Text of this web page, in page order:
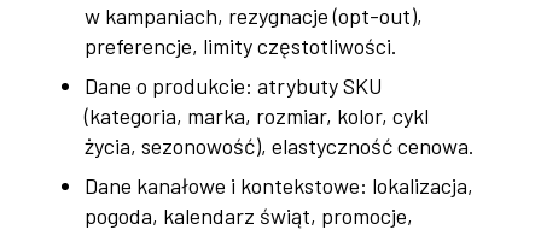
w kampaniach, rezygnacje (opt-out),
preferencje, limity częstotliwości.
Dane o produkcie: atrybuty SKU
(kategoria, marka, rozmiar, kolor, cykl
życia, sezonowość), elastyczność cenowa.
Dane kanałowe i kontekstowe: lokalizacja,
pogoda, kalendarz świąt, promocje,